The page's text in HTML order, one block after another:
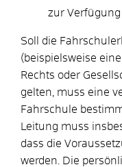
zur Verfügung
Soll die
(beispielsweise
Rechts oder
gelten, muss eine
Fahrschule
Leitung muss
dass die
werden. Die